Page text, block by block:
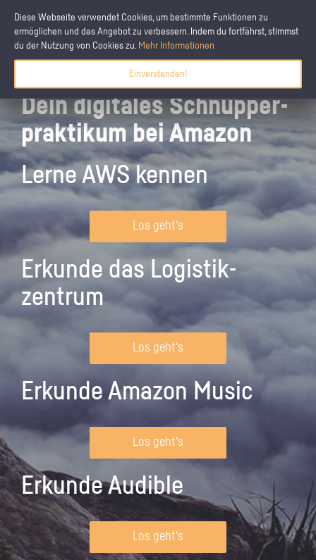
Diese Webseite verwendet Cookies, um bestimmte Funktionen zu
ermöglichen und das Angebot zu verbessern. Indem du fortfährst, stimmst
du der Nutzung von Cookies zu. Mehr Informationen
Einverstanden!
Dein digitales Schnupper­
praktikum bei Amazon
Lerne AWS kennen
Los geht's
Erkunde das Logistik­
zentrum
Los geht's
Erkunde Amazon Music
Los geht's
Erkunde Audible
Los geht's